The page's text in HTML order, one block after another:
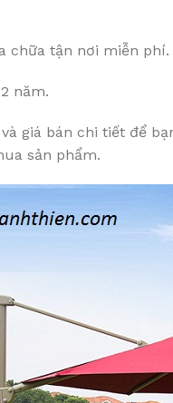
chữa tận nơi miễn phí.
năm.
giá bán chi tiết để
sản phẩm.